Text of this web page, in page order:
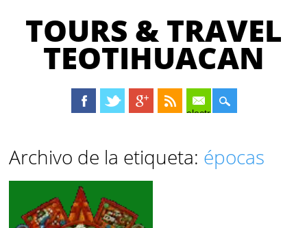
TOURS & TRAVEL
TEOTIHUACAN
electrónico
Menú principal
al
Archivo de la etiqueta: épocas